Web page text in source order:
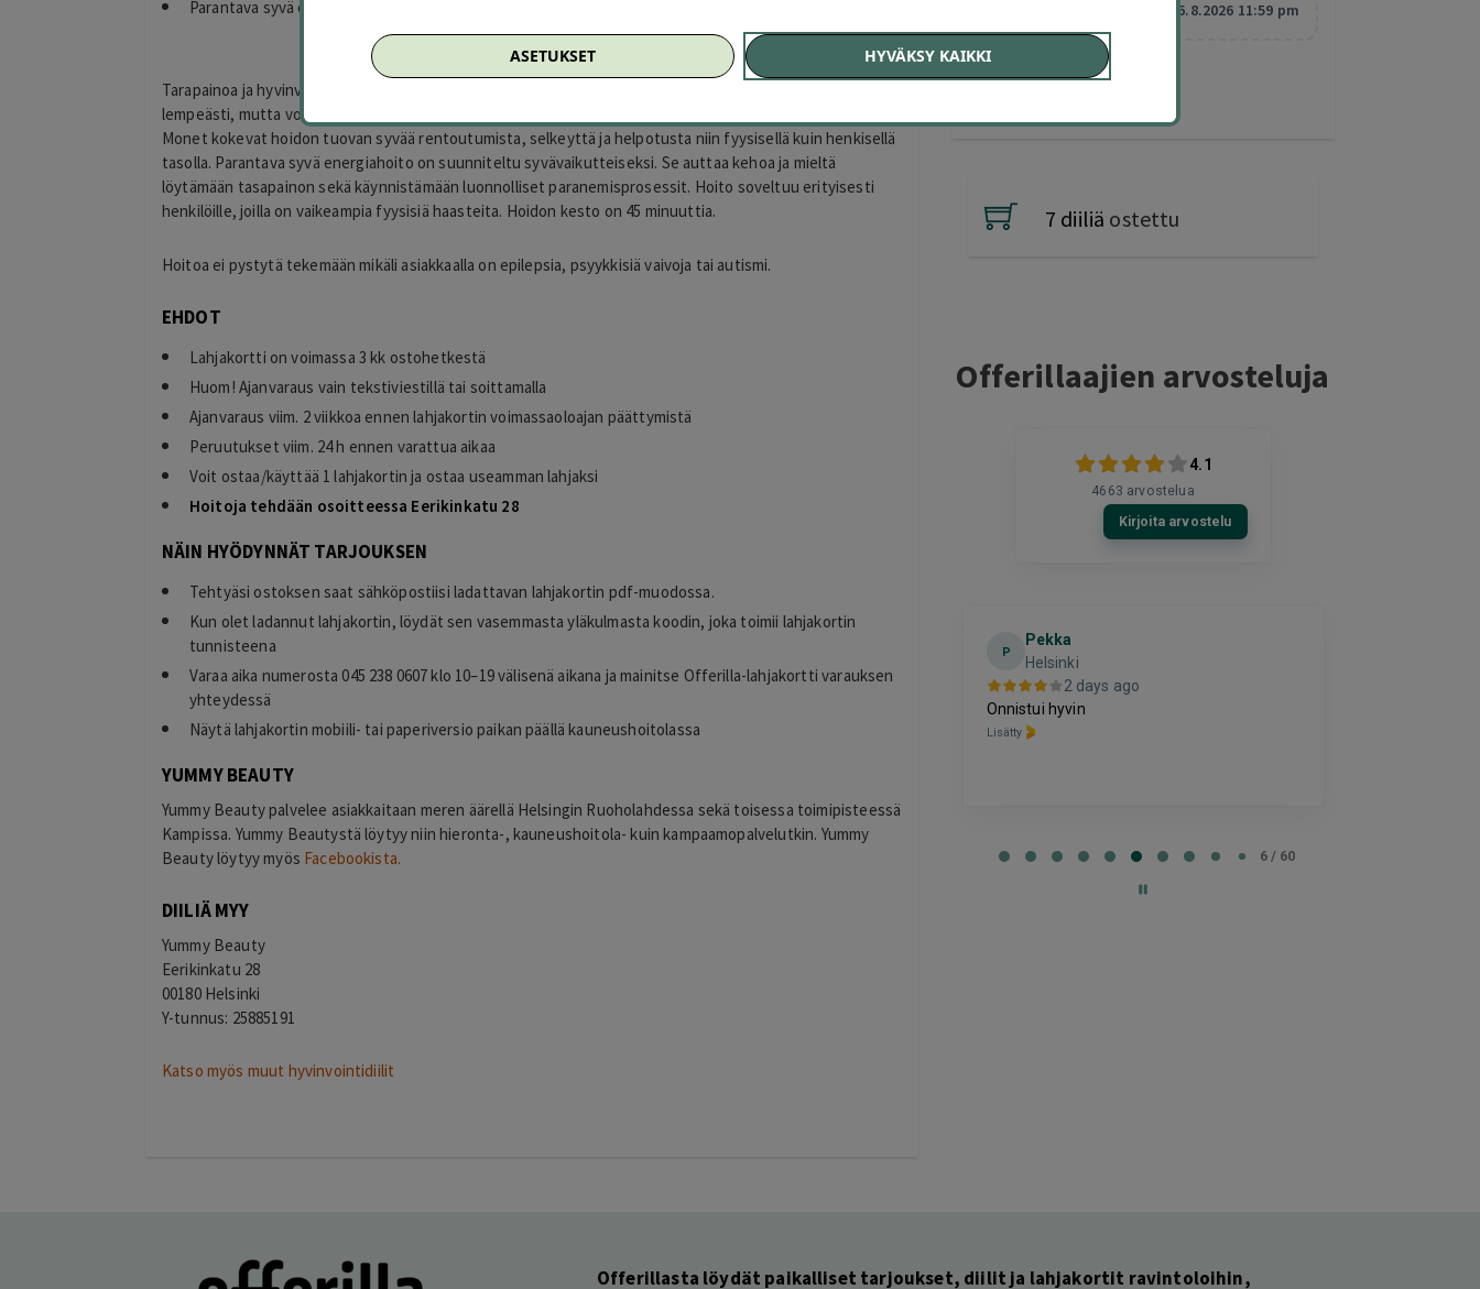
Parantava syvä energiahoito 45 € (arvo 75 €)
Tarapainoa ja hyvinvointia keholle sekä mielelle! Parantavan syvän energiahoidon aikana energia virtaa
lempeästi, mutta voimallisesti kehosi läpi, kohdistuen juuri niihin kohtiin, joissa epätasapaino on suurinta.
Monet kokevat hoidon tuovan syvää rentoutumista, selkeyttä ja helpotusta niin fyysisellä kuin henkisellä
tasolla. Parantava syvä energiahoito on suunniteltu syvävaikutteiseksi. Se auttaa kehoa ja mieltä
löytämään tasapainon sekä käynnistämään luonnolliset paranemisprosessit. Hoito soveltuu erityisesti
henkilöille, joilla on vaikeampia fyysisiä haasteita. Hoidon kesto on 45 minuuttia.
Hoitoa ei pystytä tekemään mikäli asiakkaalla on epilepsia, psyykkisiä vaivoja tai autismi.
EHDOT
Lahjakortti on voimassa 3 kk ostohetkestä
Huom! Ajanvaraus vain tekstiviestillä tai soittamalla
Ajanvaraus viim. 2 viikkoa ennen lahjakortin voimassaoloajan päättymistä
Peruutukset viim. 24 h ennen varattua aikaa
Voit ostaa/käyttää 1 lahjakortin ja ostaa useamman lahjaksi
Hoitoja tehdään osoitteessa Eerikinkatu 28
NÄIN HYÖDYNNÄT TARJOUKSEN
Tehtyäsi ostoksen saat sähköpostiisi ladattavan lahjakortin pdf-muodossa.
Kun olet ladannut lahjakortin, löydät sen vasemmasta yläkulmasta koodin, joka toimii lahjakortin
tunnisteena
Varaa aika numerosta 045 238 0607 klo 10–19 välisenä aikana ja mainitse Offerilla-lahjakortti varauksen
yhteydessä
Näytä lahjakortin mobiili- tai paperiversio paikan päällä kauneushoitolassa
YUMMY BEAUTY
Yummy Beauty palvelee asiakkaitaan meren äärellä Helsingin Ruoholahdessa sekä toisessa toimipisteessä
Kampissa. Yummy Beautystä löytyy niin hieronta-, kauneushoitola- kuin kampaamopalvelutkin. Yummy
Beauty löytyy myös Facebookista.
DIILIÄ MYY
Yummy Beauty
Eerikinkatu 28
00180 Helsinki
Y-tunnus: 25885191
Katso myös muut hyvinvointidiilit
6.8.2026 11:59 pm
7 diiliä ostettu
Offerillaajien arvosteluja
4.1
4663 arvostelua
Kirjoita arvostelu
E
Eija
1 day ago
Kaikki meni ihan nappiin! Suosittelen!
Lisätty
2 days ago
oleva majoitus. Aamiainen ihan hyvää
P
Pekka
Helsinki
2 days ago
Onnistui hyvin
Lisätty
6 / 60
Offerillasta löydät paikalliset tarjoukset, diilit ja lahjakortit ravintoloihin,
ASETUKSET HYVÄKSY KAIKKI